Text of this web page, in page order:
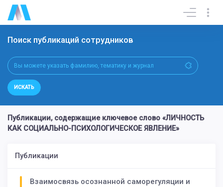
Поиск публикаций сотрудников
ИСКАТЬ
Публикации, содержащие ключевое слово «ЛИЧНОСТЬ
КАК СОЦИАЛЬНО-ПСИХОЛОГИЧЕСКОЕ ЯВЛЕНИЕ»
Публикации
Взаимосвязь осознанной саморегуляции и